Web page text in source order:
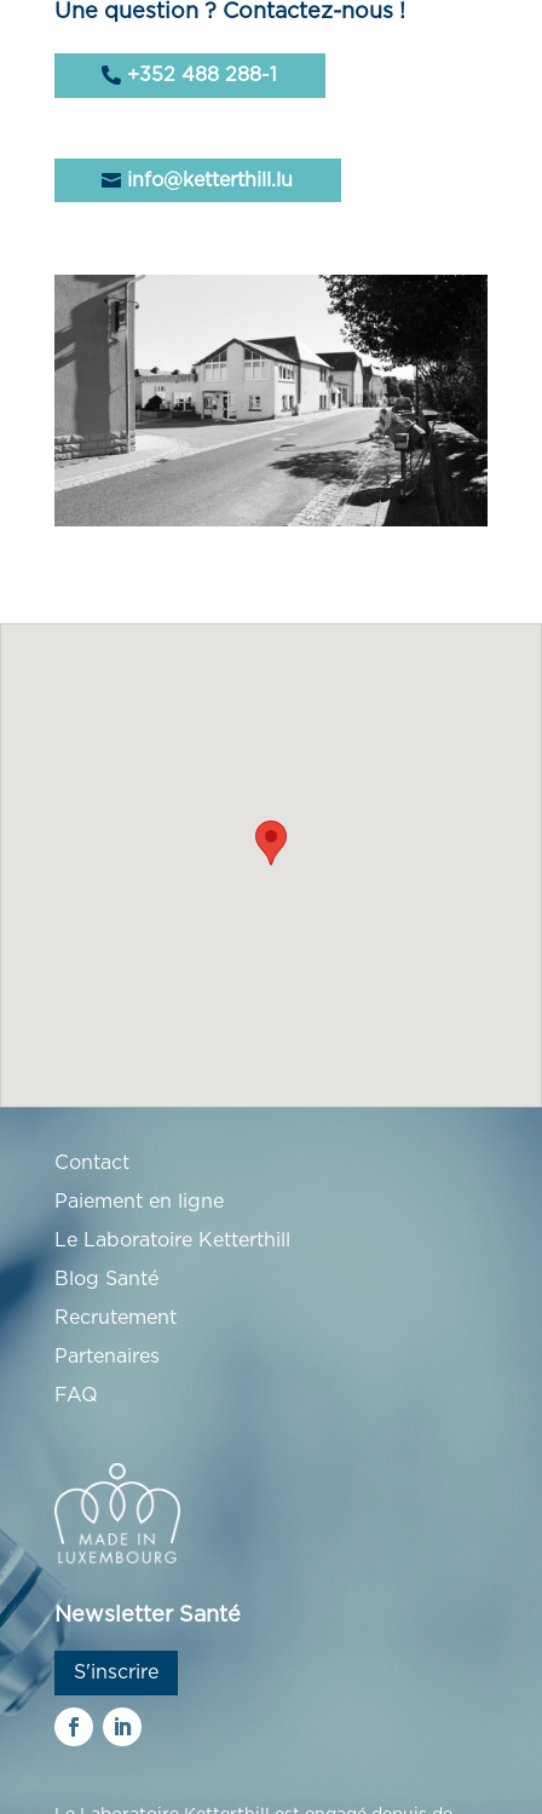
Une question ? Contactez-nous !
+352 488 288-1
info@ketterthill.lu
Contact
Paiement en ligne
Le Laboratoire Ketterthill
Blog Santé
Recrutement
Partenaires
FAQ
Newsletter Santé
S'inscrire